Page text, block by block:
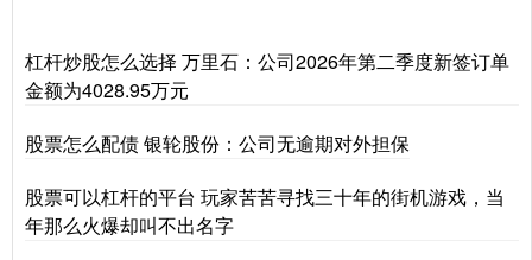
杠杆炒股怎么选择 万里石：公司2026年第二季度新签订单
金额为4028.95万元
股票怎么配债 银轮股份：公司无逾期对外担保
股票可以杠杆的平台 玩家苦苦寻找三十年的街机游戏，当
年那么火爆却叫不出名字